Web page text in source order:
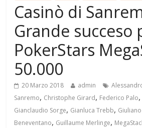
Casinò di
Grande succeso
PokerStars
50.000
20 Marzo 2018 admin
Sanremo, Christophe Girard, Federico Palo,
Gianclaudio Sorge, Gianluca Trebb,
Beneventano, Guillaume Merlinge,